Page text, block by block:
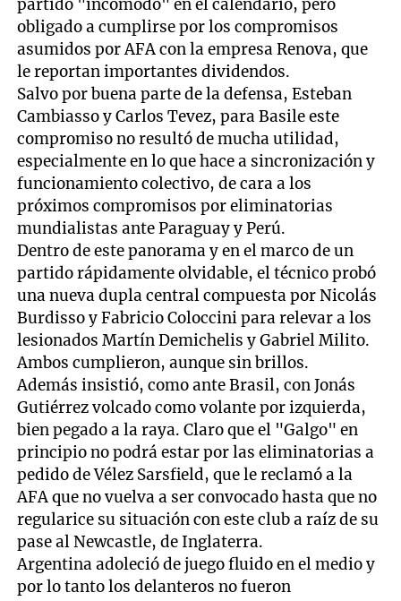
partido "incómodo" en el calendario, pero
obligado a cumplirse por los compromisos
asumidos por AFA con la empresa Renova, que
le reportan importantes dividendos.
Salvo por buena parte de la defensa, Esteban
Cambiasso y Carlos Tevez, para Basile este
compromiso no resultó de mucha utilidad,
especialmente en lo que hace a sincronización y
funcionamiento colectivo, de cara a los
próximos compromisos por eliminatorias
mundialistas ante Paraguay y Perú.
Dentro de este panorama y en el marco de un
partido rápidamente olvidable, el técnico probó
una nueva dupla central compuesta por Nicolás
Burdisso y Fabricio Coloccini para relevar a los
lesionados Martín Demichelis y Gabriel Milito.
Ambos cumplieron, aunque sin brillos.
Además insistió, como ante Brasil, con Jonás
Gutiérrez volcado como volante por izquierda,
bien pegado a la raya. Claro que el "Galgo" en
principio no podrá estar por las eliminatorias a
pedido de Vélez Sarsfield, que le reclamó a la
AFA que no vuelva a ser convocado hasta que no
regularice su situación con este club a raíz de su
pase al Newcastle, de Inglaterra.
Argentina adoleció de juego fluido en el medio y
por lo tanto los delanteros no fueron